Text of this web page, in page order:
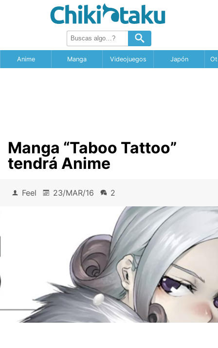
Anime Manga Videojuegos Japón
Manga “Taboo Tattoo”
tendrá Anime
Feel 23/MAR/16 2